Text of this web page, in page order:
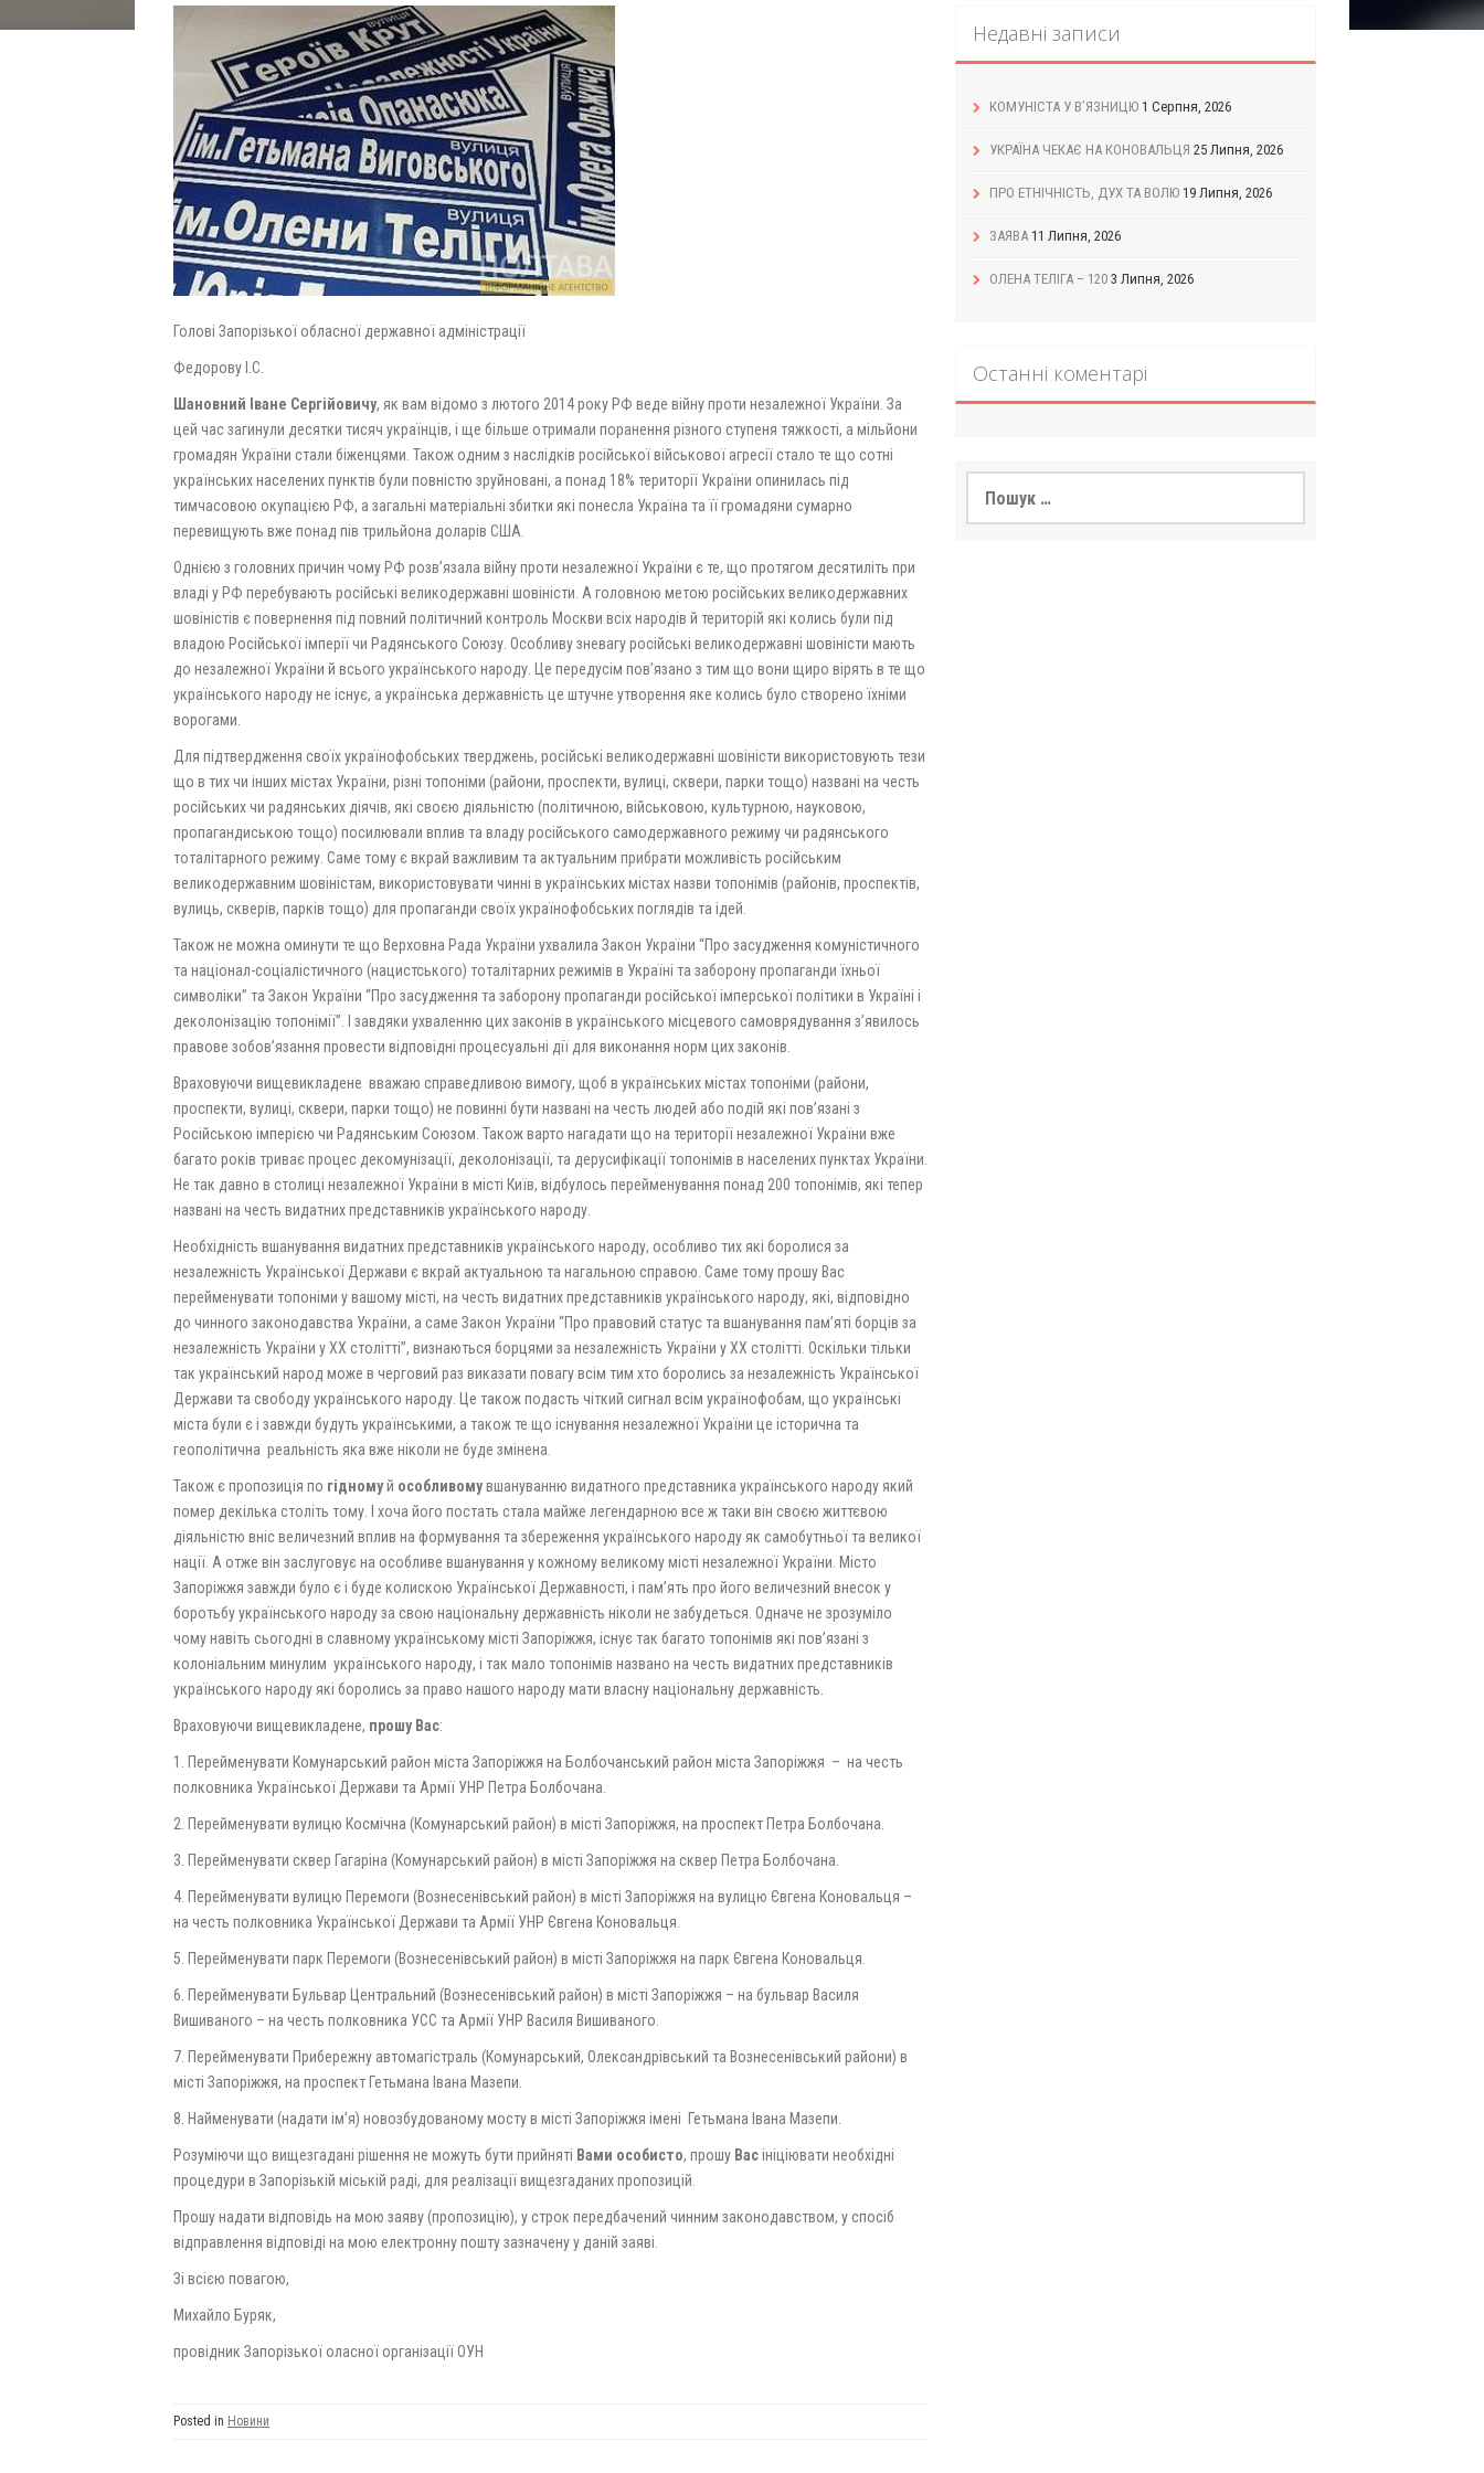
Голові Запорізької обласної державної адміністрації
Федорову І.С.
Шановний Іване Сергійовичу, як вам відомо з лютого 2014 року РФ веде війну проти незалежної України. За
цей час загинули десятки тисяч українців, і ще більше отримали поранення різного ступеня тяжкості, а мільйони
громадян України стали біженцями. Також одним з наслідків російської військової агресії стало те що сотні
українських населених пунктів були повністю зруйновані, а понад 18% території України опинилась під
тимчасовою окупацією РФ, а загальні матеріальні збитки які понесла Україна та її громадяни сумарно
перевищують вже понад пів трильйона доларів США.
Однією з головних причин чому РФ розв’язала війну проти незалежної України є те, що протягом десятиліть при
владі у РФ перебувають російські великодержавні шовіністи. А головною метою російських великодержавних
шовіністів є повернення під повний політичний контроль Москви всіх народів й територій які колись були під
владою Російської імперії чи Радянського Союзу. Особливу зневагу російські великодержавні шовіністи мають
до незалежної України й всього українського народу. Це передусім пов’язано з тим що вони щиро вірять в те що
українського народу не існує, а українська державність це штучне утворення яке колись було створено їхніми
ворогами.
Для підтвердження своїх українофобських тверджень, російські великодержавні шовіністи використовують тези
що в тих чи інших містах України, різні топоніми (райони, проспекти, вулиці, сквери, парки тощо) названі на честь
російських чи радянських діячів, які своєю діяльністю (політичною, військовою, культурною, науковою,
пропагандиською тощо) посилювали вплив та владу російського самодержавного режиму чи радянського
тоталітарного режиму. Саме тому є вкрай важливим та актуальним прибрати можливість російським
великодержавним шовіністам, використовувати чинні в українських містах назви топонімів (районів, проспектів,
вулиць, скверів, парків тощо) для пропаганди своїх українофобських поглядів та ідей.
Також не можна оминути те що Верховна Рада України ухвалила Закон України “Про засудження комуністичного
та націонал-соціалістичного (нацистського) тоталітарних режимів в Україні та заборону пропаганди їхньої
символіки” та Закон України “Про засудження та заборону пропаганди російської імперської політики в Україні і
деколонізацію топонімії”. І завдяки ухваленню цих законів в українського місцевого самоврядування з’явилось
правове зобов’язання провести відповідні процесуальні дії для виконання норм цих законів.
Враховуючи вищевикладене вважаю справедливою вимогу, щоб в українських містах топоніми (райони,
проспекти, вулиці, сквери, парки тощо) не повинні бути названі на честь людей або подій які пов’язані з
Російською імперією чи Радянським Союзом. Також варто нагадати що на території незалежної України вже
багато років триває процес декомунізації, деколонізації, та дерусифікації топонімів в населених пунктах України.
Не так давно в столиці незалежної України в місті Київ, відбулось перейменування понад 200 топонімів, які тепер
названі на честь видатних представників українського народу.
Необхідність вшанування видатних представників українського народу, особливо тих які боролися за
незалежність Української Держави є вкрай актуальною та нагальною справою. Саме тому прошу Вас
перейменувати топоніми у вашому місті, на честь видатних представників українського народу, які, відповідно
до чинного законодавства України, а саме Закон України “Про правовий статус та вшанування пам’яті борців за
незалежність України у XX столітті”, визнаються борцями за незалежність України у XX столітті. Оскільки тільки
так український народ може в черговий раз виказати повагу всім тим хто боролись за незалежність Української
Держави та свободу українського народу. Це також подасть чіткий сигнал всім українофобам, що українські
міста були є і завжди будуть українськими, а також те що існування незалежної України це історична та
геополітична реальність яка вже ніколи не буде змінена.
Також є пропозиція по гідномуй особливомувшануванню видатного представника українського народу який
помер декілька століть тому. І хоча його постать стала майже легендарною все ж таки він своєю життєвою
діяльністю вніс величезний вплив на формування та збереження українського народу як самобутньої та великої
нації. А отже він заслуговує на особливе вшанування у кожному великому місті незалежної України. Місто
Запоріжжя завжди було є і буде колискою Української Державності, і пам’ять про його величезний внесок у
боротьбу українського народу за свою національну державність ніколи не забудеться. Одначе не зрозуміло
чому навіть сьогодні в славному українському місті Запоріжжя, існує так багато топонімів які пов’язані з
колоніальним минулим українського народу, і так мало топонімів названо на честь видатних представників
українського народу які боролись за право нашого народу мати власну національну державність.
Враховуючи вищевикладене, прошу Вас:
1. Перейменувати Комунарський район міста Запоріжжя на Болбочанський район міста Запоріжжя – на честь
полковника Української Держави та Армії УНР Петра Болбочана.
2. Перейменувати вулицю Космічна (Комунарський район) в місті Запоріжжя, на проспект Петра Болбочана.
3. Перейменувати сквер Гагаріна (Комунарський район) в місті Запоріжжя на сквер Петра Болбочана.
4. Перейменувати вулицю Перемоги (Вознесенівський район) в місті Запоріжжя на вулицю Євгена Коновальця –
на честь полковника Української Держави та Армії УНР Євгена Коновальця.
5. Перейменувати парк Перемоги (Вознесенівський район) в місті Запоріжжя на парк Євгена Коновальця.
6. Перейменувати Бульвар Центральний (Вознесенівський район) в місті Запоріжжя – на бульвар Василя
Вишиваного – на честь полковника УСС та Армії УНР Василя Вишиваного.
7. Перейменувати Прибережну автомагістраль (Комунарський, Олександрівський та Вознесенівський райони) в
місті Запоріжжя, на проспект Гетьмана Івана Мазепи.
8. Найменувати (надати ім’я) новозбудованому мосту в місті Запоріжжя імені Гетьмана Івана Мазепи.
Розуміючи що вищезгадані рішення не можуть бути прийняті Вами особисто, прошу Васініціювати необхідні
процедури в Запорізькій міській раді, для реалізації вищезгаданих пропозицій.
Прошу надати відповідь на мою заяву (пропозицію), у строк передбачений чинним законодавством, у спосіб
відправлення відповіді на мою електронну пошту зазначену у даній заяві.
Зі всією повагою,
Михайло Буряк,
провідник Запорізької оласної організації ОУН
Posted in Новини
Недавні записи
КОМУНІСТА У В’ЯЗНИЦЮ 1 Серпня, 2026
УКРАЇНА ЧЕКАЄ НА КОНОВАЛЬЦЯ 25 Липня, 2026
ПРО ЕТНІЧНІСТЬ, ДУХ ТА ВОЛЮ 19 Липня, 2026
ЗАЯВА 11 Липня, 2026
ОЛЕНА ТЕЛІГА – 120 3 Липня, 2026
Останні коментарі